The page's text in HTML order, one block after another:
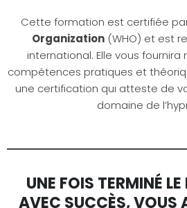
Cette formation est certifiée
Organization(WHO) et est
international. Elle vous
compétences pratiques et
une certification qui atteste de
domaine de
UNE FOIS TERMINÉ
AVEC SUCCÈS, VOUS